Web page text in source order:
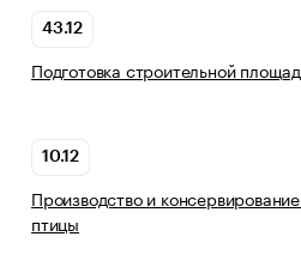
43.12
Подготовка строительной
10.12
Производство и
птицы